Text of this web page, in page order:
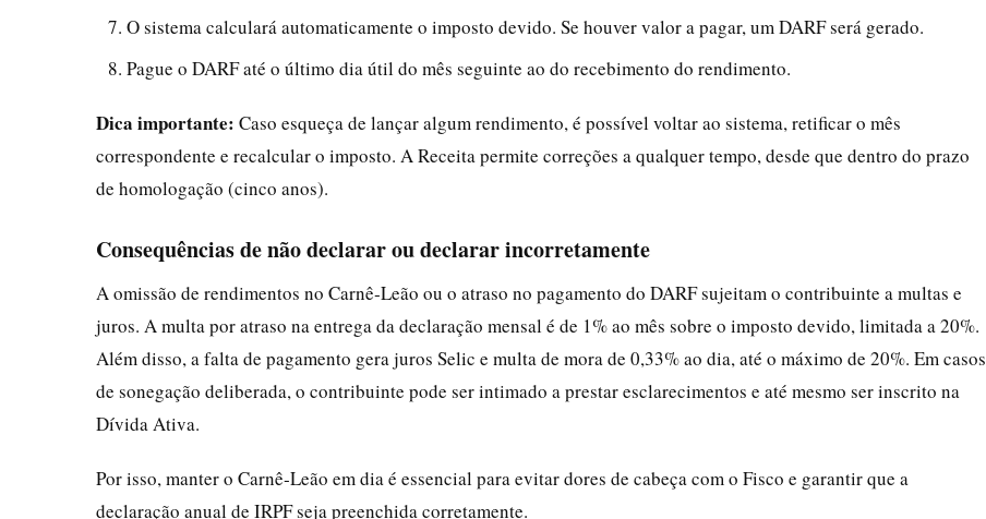
O sistema calculará automaticamente o imposto devido. Se houver valor a pagar, um DARF será gerado.
Pague o DARF até o último dia útil do mês seguinte ao do recebimento do rendimento.
Dica importante: Caso esqueça de lançar algum rendimento, é possível voltar ao sistema, retificar o mês
correspondente e recalcular o imposto. A Receita permite correções a qualquer tempo, desde que dentro do prazo
de homologação (cinco anos).
Consequências de não declarar ou declarar incorretamente
A omissão de rendimentos no Carnê‑Leão ou o atraso no pagamento do DARF sujeitam o contribuinte a multas e
juros. A multa por atraso na entrega da declaração mensal é de 1% ao mês sobre o imposto devido, limitada a 20%.
Além disso, a falta de pagamento gera juros Selic e multa de mora de 0,33% ao dia, até o máximo de 20%. Em casos
de sonegação deliberada, o contribuinte pode ser intimado a prestar esclarecimentos e até mesmo ser inscrito na
Dívida Ativa.
Por isso, manter o Carnê‑Leão em dia é essencial para evitar dores de cabeça com o Fisco e garantir que a
declaração anual de IRPF seja preenchida corretamente.